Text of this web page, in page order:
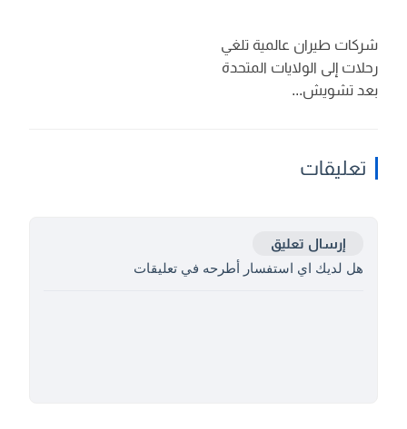
شركات طيران عالمية تلغي
رحلات إلى الولايات المتحدة
بعد تشويش...
تعليقات
إرسال تعليق
هل لديك اي استفسار أطرحه في تعليقات